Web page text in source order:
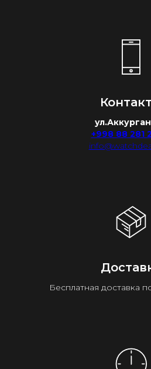
+998 88 281
Бесплатная доставка